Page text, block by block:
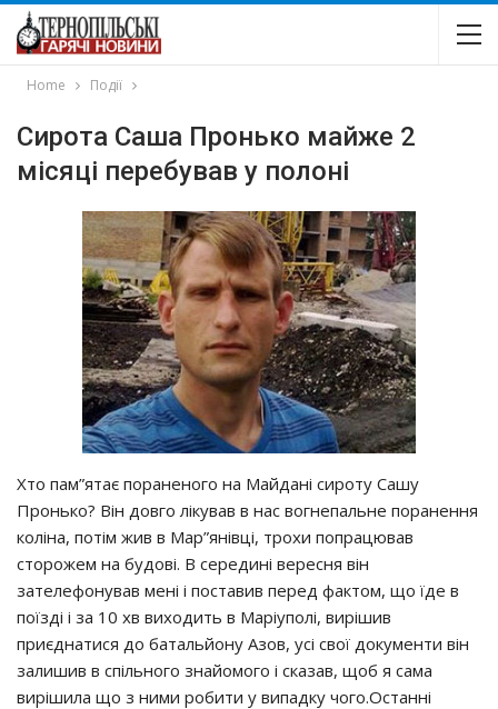
Home Події
Сирота Саша Пронько майже 2
місяці перебував у полоні
Хто пам”ятає пораненого на Майдані сироту Сашу
Пронько? Він довго лікував в нас вогнепальне поранення
коліна, потім жив в Мар”янівці, трохи попрацював
сторожем на будові. В середині вересня він
зателефонував мені і поставив перед фактом, що їде в
поїзді і за 10 хв виходить в Маріуполі, вирішив
приєднатися до батальйону Азов, усі свої документи він
залишив в спільного знайомого і сказав, щоб я сама
вирішила що з ними робити у випадку чого.Останні